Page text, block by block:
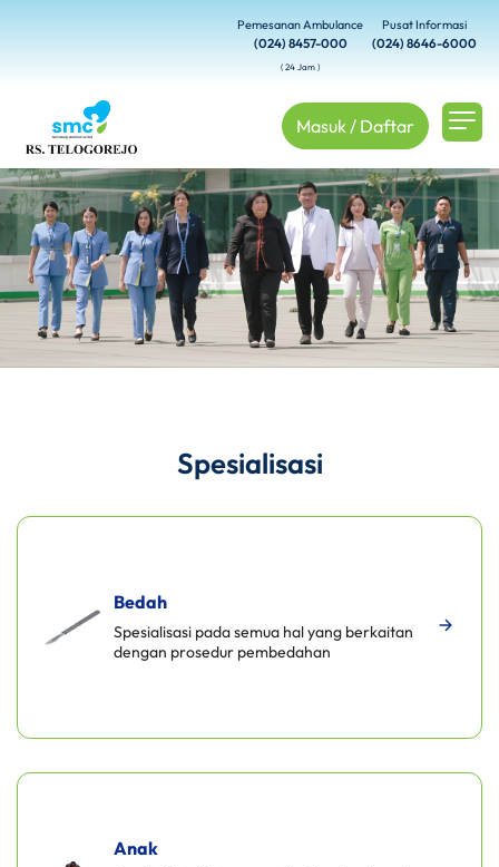
Pemesanan Ambulance
(024) 8457-000
( 24 Jam )
Pusat Informasi
(024) 8646-6000
Masuk / Daftar
Spesialisasi
Bedah
Spesialisasi pada semua hal yang berkaitan
dengan prosedur pembedahan
Anak